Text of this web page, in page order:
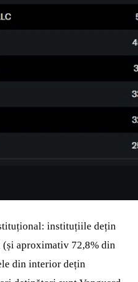
instituțiile dețin
aproximativ 72,8% din
din interior dețin